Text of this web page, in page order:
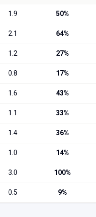
50%
1.9
64%
2.1
27%
1.2
17%
0.8
43%
1.6
33%
1.1
36%
1.4
14%
1.0
100%
3.0
9%
0.5